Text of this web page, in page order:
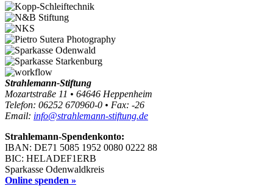
Strahlemann-Stiftung
Mozartstraße 11 • 64646 Heppenheim
Telefon: 06252 670960-0 • Fax: -26
Email: info@strahlemann-stiftung.de
Strahlemann-Spendenkonto:
IBAN: DE71 5085 1952 0080 0222 88
BIC: HELADEF1ERB
Sparkasse Odenwaldkreis
Online spenden »